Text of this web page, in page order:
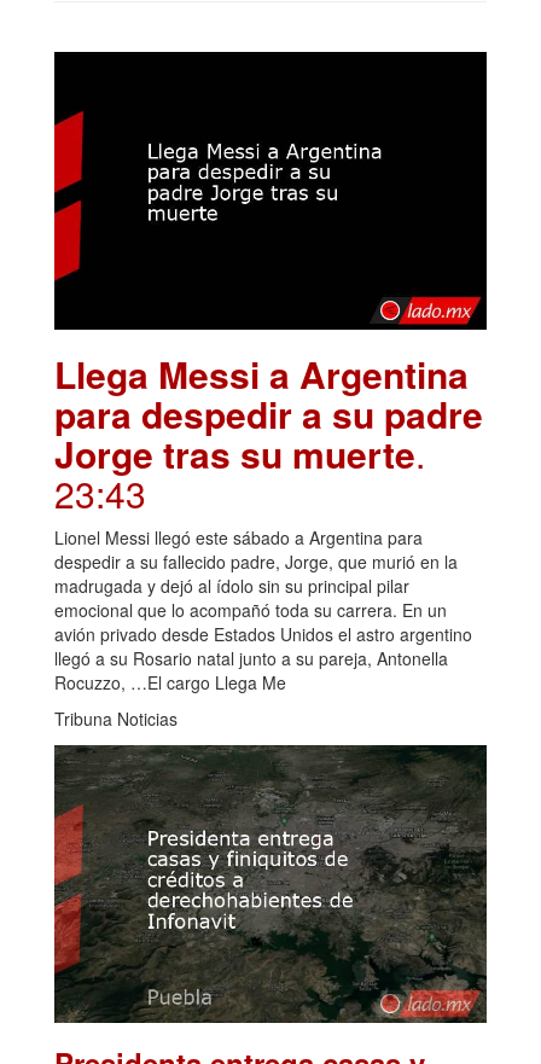
Llega Messi a Argentina
para despedir a su padre
Jorge tras su muerte.
23:43
Lionel Messi llegó este sábado a Argentina para
despedir a su fallecido padre, Jorge, que murió en la
madrugada y dejó al ídolo sin su principal pilar
emocional que lo acompañó toda su carrera. En un
avión privado desde Estados Unidos el astro argentino
llegó a su Rosario natal junto a su pareja, Antonella
Rocuzzo, …El cargo Llega Me
Tribuna Noticias